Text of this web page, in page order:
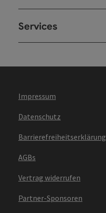
Services
Impressum
Datenschutz
Barrierefreiheitserklärung
AGBs
Vertrag widerrufen
Partner-Sponsoren